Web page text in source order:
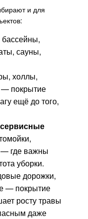
и для
бассейны,
сауны,
холлы,
— покрытие
ещё до того,
где важны
уборки.
дорожки,
— покрытие
росту травы
даже